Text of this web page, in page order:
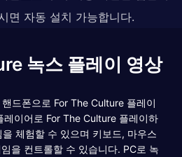
면 자동 설치 가능합니다.
녹스 플레이 영상
드폰으로 For The Culture 플레이
레이어로 For The Culture 플레이하
체험할 수 있으며 키보드, 마우스
을 컨트롤할 수 있습니다. PC로 녹